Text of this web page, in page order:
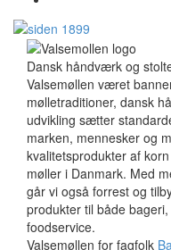
Dansk håndværk og
Valsemøllen været
mølletraditioner, dansk
udvikling sætter
marken, mennesker og
kvalitetsprodukter af
møller i Danmark. Med
går vi også forrest og
produkter til både
foodservice.
Valsemøllen for fagfolk